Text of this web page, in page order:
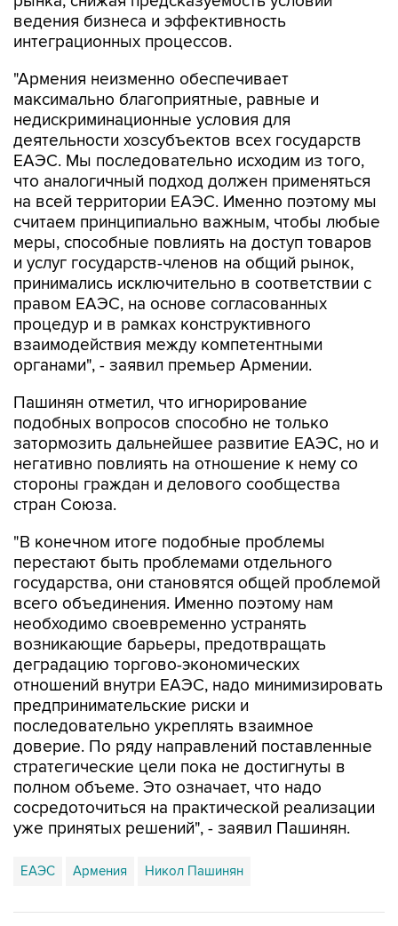
ведения бизнеса и эффективность
интеграционных процессов.
"Армения неизменно обеспечивает
максимально благоприятные, равные и
недискриминационные условия для
деятельности хозсубъектов всех государств
ЕАЭС. Мы последовательно исходим из того,
что аналогичный подход должен применяться
на всей территории ЕАЭС. Именно поэтому мы
считаем принципиально важным, чтобы любые
меры, способные повлиять на доступ товаров
и услуг государств-членов на общий рынок,
принимались исключительно в соответствии с
правом ЕАЭС, на основе согласованных
процедур и в рамках конструктивного
взаимодействия между компетентными
органами", - заявил премьер Армении.
Пашинян отметил, что игнорирование
подобных вопросов способно не только
затормозить дальнейшее развитие ЕАЭС, но и
негативно повлиять на отношение к нему со
стороны граждан и делового сообщества
стран Союза.
"В конечном итоге подобные проблемы
перестают быть проблемами отдельного
государства, они становятся общей проблемой
всего объединения. Именно поэтому нам
необходимо своевременно устранять
возникающие барьеры, предотвращать
деградацию торгово-экономических
отношений внутри ЕАЭС, надо минимизировать
предпринимательские риски и
последовательно укреплять взаимное
доверие. По ряду направлений поставленные
стратегические цели пока не достигнуты в
полном объеме. Это означает, что надо
сосредоточиться на практической реализации
уже принятых решений", - заявил Пашинян.
ЕАЭС Армения Никол Пашинян